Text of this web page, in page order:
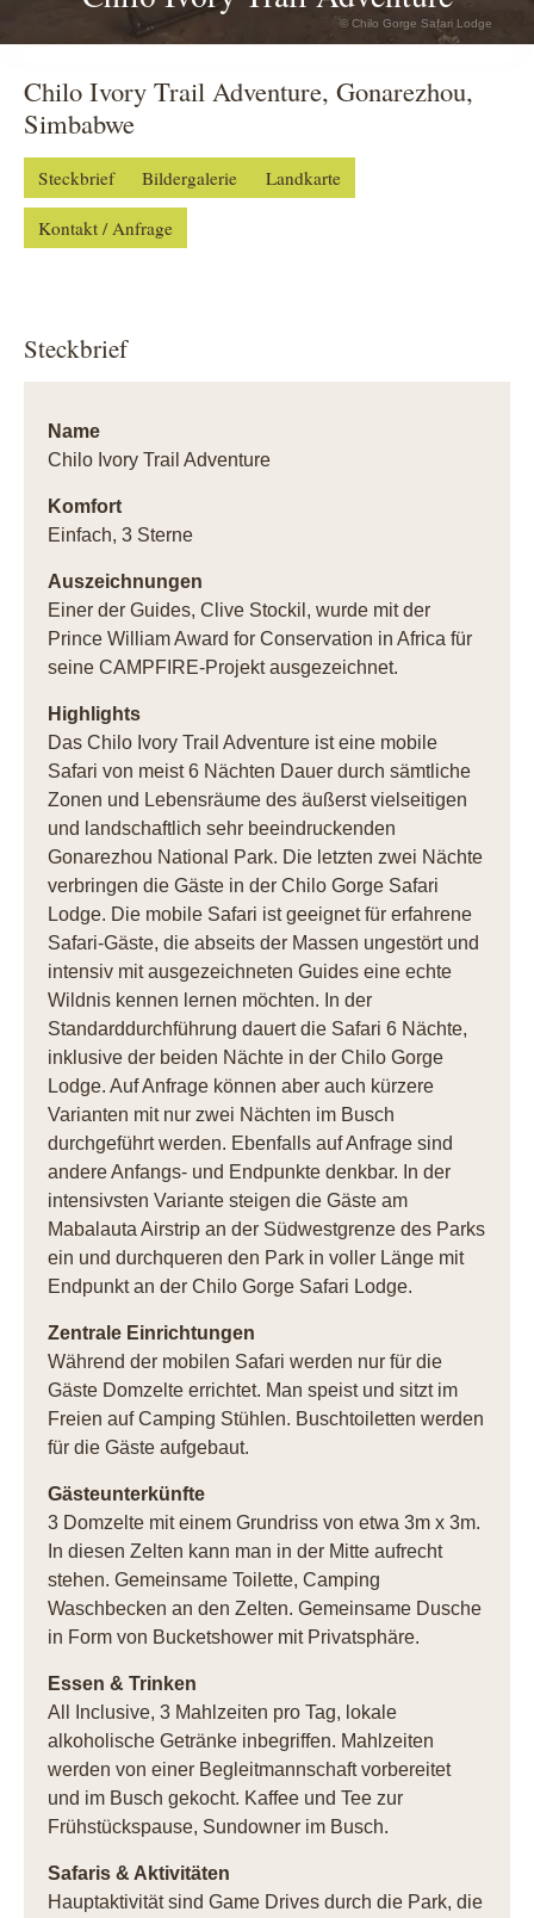
© Chilo Gorge Safari Lodge
Chilo Ivory Trail Adventure, Gonarezhou,
Simbabwe
Steckbrief Bildergalerie Landkarte
Kontakt / Anfrage
Steckbrief
Name
Chilo Ivory Trail Adventure
Komfort
Einfach, 3 Sterne
Auszeichnungen
Einer der Guides, Clive Stockil, wurde mit der
Prince William Award for Conservation in Africa für
seine CAMPFIRE-Projekt ausgezeichnet.
Highlights
Das Chilo Ivory Trail Adventure ist eine mobile
Safari von meist 6 Nächten Dauer durch sämtliche
Zonen und Lebensräume des äußerst vielseitigen
und landschaftlich sehr beeindruckenden
Gonarezhou National Park. Die letzten zwei Nächte
verbringen die Gäste in der Chilo Gorge Safari
Lodge. Die mobile Safari ist geeignet für erfahrene
Safari-Gäste, die abseits der Massen ungestört und
intensiv mit ausgezeichneten Guides eine echte
Wildnis kennen lernen möchten. In der
Standarddurchführung dauert die Safari 6 Nächte,
inklusive der beiden Nächte in der Chilo Gorge
Lodge. Auf Anfrage können aber auch kürzere
Varianten mit nur zwei Nächten im Busch
durchgeführt werden. Ebenfalls auf Anfrage sind
andere Anfangs- und Endpunkte denkbar. In der
intensivsten Variante steigen die Gäste am
Mabalauta Airstrip an der Südwestgrenze des Parks
ein und durchqueren den Park in voller Länge mit
Endpunkt an der Chilo Gorge Safari Lodge.
Zentrale Einrichtungen
Während der mobilen Safari werden nur für die
Gäste Domzelte errichtet. Man speist und sitzt im
Freien auf Camping Stühlen. Buschtoiletten werden
für die Gäste aufgebaut.
Gästeunterkünfte
3 Domzelte mit einem Grundriss von etwa 3m x 3m.
In diesen Zelten kann man in der Mitte aufrecht
stehen. Gemeinsame Toilette, Camping
Waschbecken an den Zelten. Gemeinsame Dusche
in Form von Bucketshower mit Privatsphäre.
Essen & Trinken
All Inclusive, 3 Mahlzeiten pro Tag, lokale
alkoholische Getränke inbegriffen. Mahlzeiten
werden von einer Begleitmannschaft vorbereitet
und im Busch gekocht. Kaffee und Tee zur
Frühstückspause, Sundowner im Busch.
Safaris & Aktivitäten
Hauptaktivität sind Game Drives durch die Park, die